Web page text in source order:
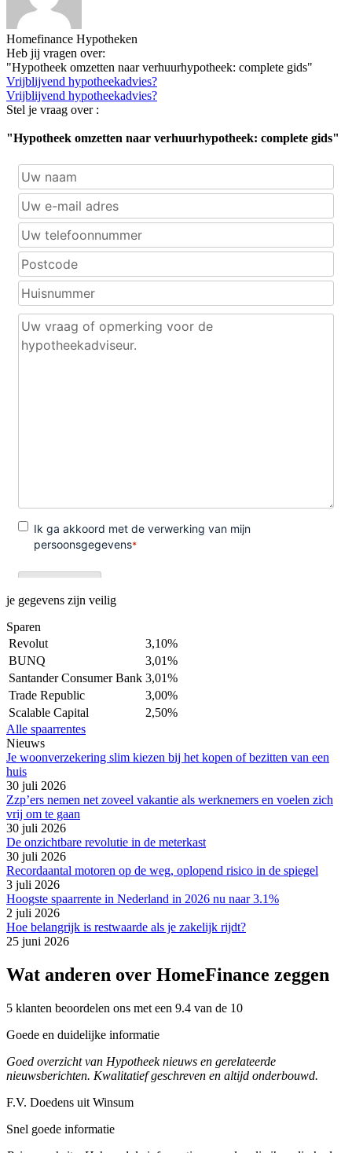
Homefinance Hypotheken
Heb jij vragen over:
"Hypotheek omzetten naar verhuurhypotheek: complete gids"
Vrijblijvend hypotheekadvies?
Vrijblijvend hypotheekadvies?
Stel je vraag over :
"Hypotheek omzetten naar verhuurhypotheek: complete gids"
je gegevens zijn veilig
Sparen
Revolut
3,10%
BUNQ
3,01%
Santander Consumer Bank 3,01%
Trade Republic
3,00%
Scalable Capital
2,50%
Alle spaarrentes
Nieuws
Je woonverzekering slim kiezen bij het kopen of bezitten van een
huis
30 juli 2026
Zzp’ers nemen net zoveel vakantie als werknemers en voelen zich
vrij om te gaan
30 juli 2026
De onzichtbare revolutie in de meterkast
30 juli 2026
Recordaantal motoren op de weg, oplopend risico in de spiegel
3 juli 2026
Hoogste spaarrente in Nederland in 2026 nu naar 3.1%
2 juli 2026
Hoe belangrijk is restwaarde als je zakelijk rijdt?
25 juni 2026
Wat anderen over HomeFinance zeggen
5 klanten beoordelen ons met een 9.4 van de 10
Goede en duidelijke informatie
Goed overzicht van Hypotheek nieuws en gerelateerde
nieuwsberichten. Kwalitatief geschreven en altijd onderbouwd.
F.V. Doedens uit Winsum
Snel goede informatie